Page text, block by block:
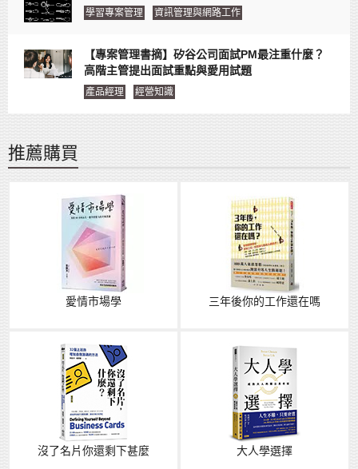
學習專案管理 資訊管理與網路工作
【專案管理書摘】矽谷公司面試PM最注重什麼？
高階主管提出面試重點與愛用試題
產品經理 經營知識
推薦購買
愛情市場學 三年後你的工作還在嗎
沒了名片你還剩下甚麼 大人學選擇